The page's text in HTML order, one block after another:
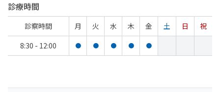
診療時間
診察時間 月 火 水 木 金 土 日
祝
8:30 - 12:00
● ● ● ● ●